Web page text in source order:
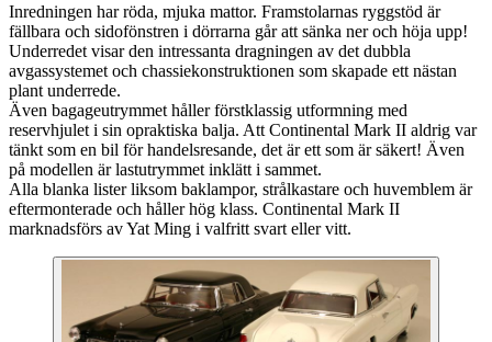
Inredningen har röda, mjuka mattor. Framstolarnas ryggstöd är
fällbara och sidofönstren i dörrarna går att sänka ner och höja upp!
Underredet visar den intressanta dragningen av det dubbla
avgassystemet och chassiekonstruktionen som skapade ett nästan
plant underrede.
Även bagageutrymmet håller förstklassig utformning med
reservhjulet i sin opraktiska balja. Att Continental Mark II aldrig var
tänkt som en bil för handelsresande, det är ett som är säkert! Även
på modellen är lastutrymmet inklätt i sammet.
Alla blanka lister liksom baklampor, strålkastare och huvemblem är
eftermonterade och håller hög klass. Continental Mark II
marknadsförs av Yat Ming i valfritt svart eller vitt.